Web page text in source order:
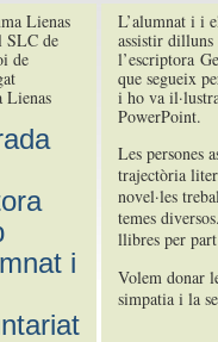
Lienas
i
L’alumnat i i
assistir
l’escriptora
que segueix
i ho va
PowerPoint.
Les persones
trajectòria
novel·les
temes
llibres per
Volem donar
simpatia i la